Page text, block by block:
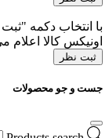
با انتخاب دکمه
اونیکس کالا اعلام
ثبت نظر
جست و جو محصولات